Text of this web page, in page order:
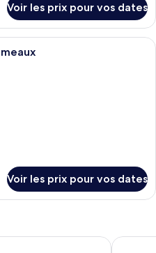
Voir les prix pour vos dates
Une chambre d’hôtel avec deux lits
Voir les prix pour vos dates
The